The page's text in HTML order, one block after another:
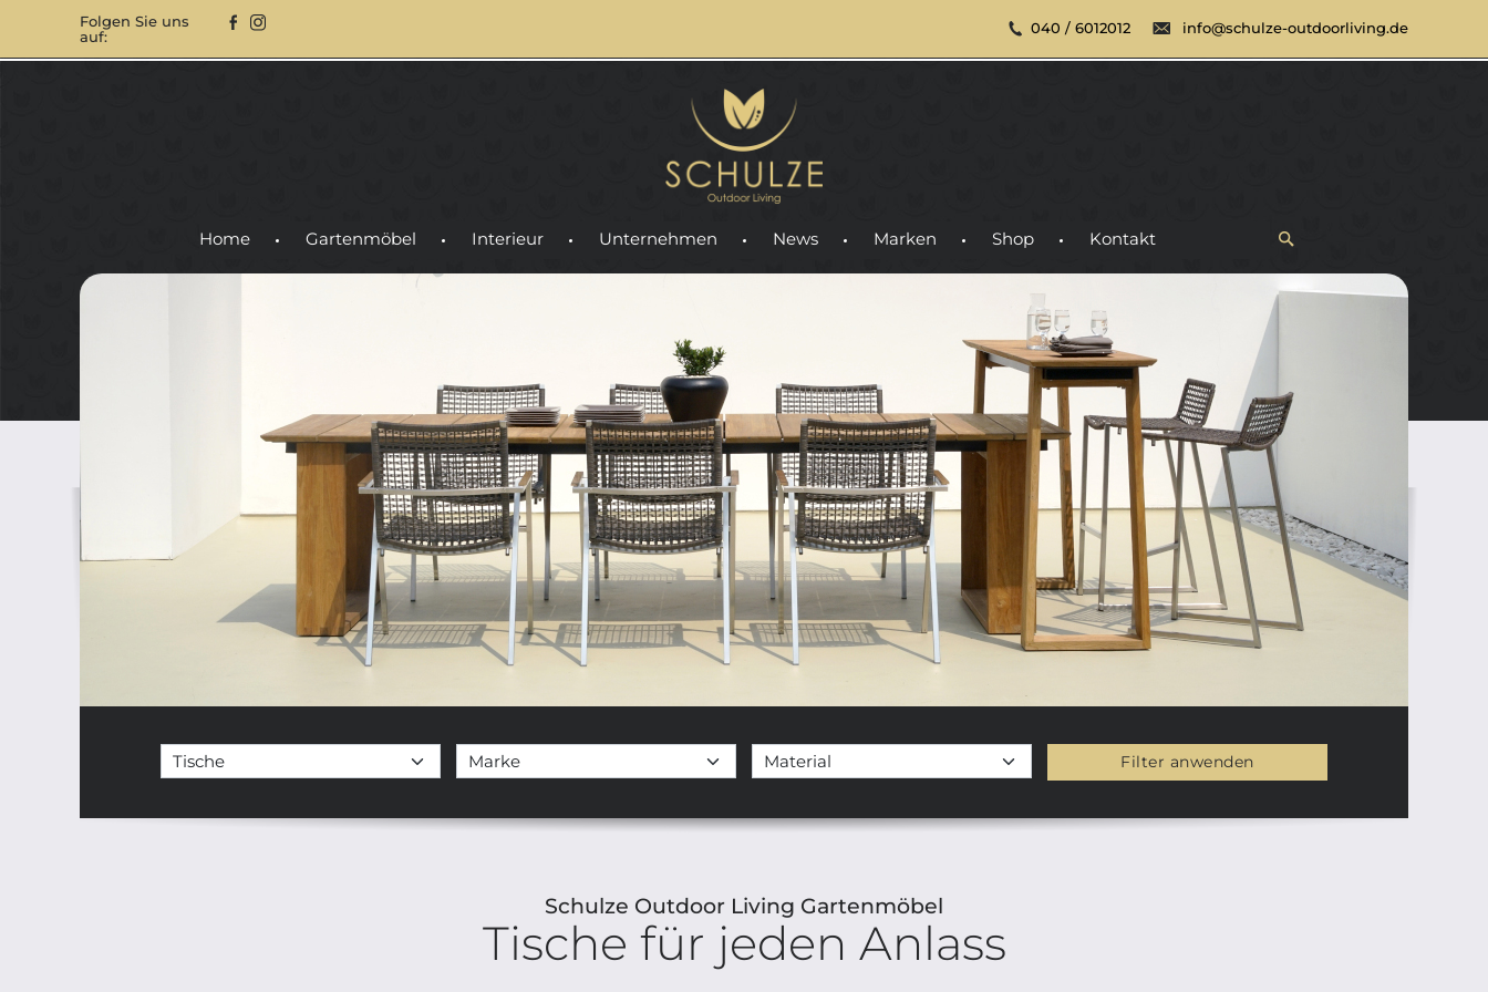
Folgen Sie uns
auf:
040 / 6012012 info@schulze-outdoorliving.de
Home Gartenmöbel Interieur Unternehmen News Marken Shop Kontakt
Filter anwenden
Schulze Outdoor Living Gartenmöbel
Tische für jeden Anlass